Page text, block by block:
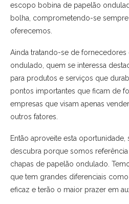
escopo bobina de papelão
bolha, comprometendo-se
oferecemos.
Ainda tratando-se de
ondulado, quem se interessa
para produtos e serviços que
pontos importantes que ficam de
empresas que visam apenas
outros fatores.
Então aproveite esta
descubra porque somos
chapas de papelão ondulado.
que tem grandes diferenciais
eficaz e terão o maior prazer em